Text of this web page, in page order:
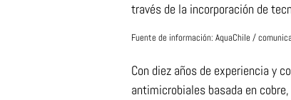
través de la incorporación de
Fuente de información: AquaChile /
Con diez años de experiencia y
antimicrobiales basada en